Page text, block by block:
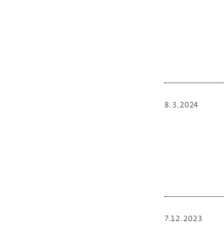
8.3.2024
7.12.2023